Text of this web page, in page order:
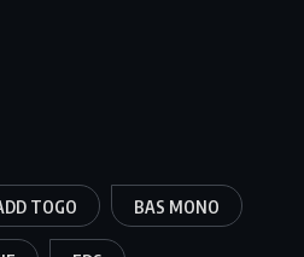
TOGO BAS MONO